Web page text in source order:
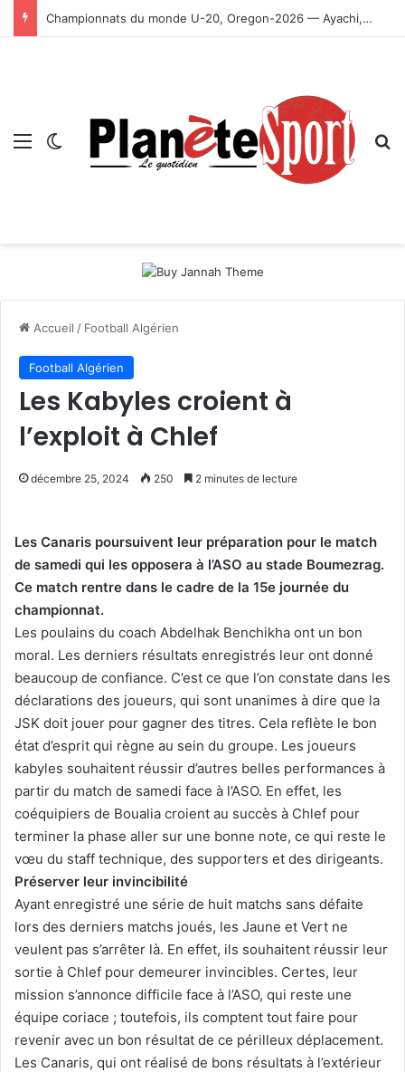
Championnats du monde U-20, Oregon-2026 — Ayachi, Dissa, Touahria et Ghezali en finale
Menu Switch skin
Accueil / Football Algérien
Football Algérien
Les Kabyles croient à
l’exploit à Chlef
décembre 25, 2024 250 2 minutes de lecture
Les Canaris poursuivent leur préparation pour le match
de samedi qui les opposera à l’ASO au stade Boumezrag.
Ce match rentre dans le cadre de la 15e journée du
championnat.
Les poulains du coach Abdelhak Benchikha ont un bon
moral. Les derniers résultats enregistrés leur ont donné
beaucoup de confiance. C’est ce que l’on constate dans les
déclarations des joueurs, qui sont unanimes à dire que la
JSK doit jouer pour gagner des titres. Cela reflète le bon
état d’esprit qui règne au sein du groupe. Les joueurs
kabyles souhaitent réussir d’autres belles performances à
partir du match de samedi face à l’ASO. En effet, les
coéquipiers de Boualia croient au succès à Chlef pour
terminer la phase aller sur une bonne note, ce qui reste le
vœu du staff technique, des supporters et des dirigeants.
Préserver leur invincibilité
Ayant enregistré une série de huit matchs sans défaite
lors des derniers matchs joués, les Jaune et Vert ne
veulent pas s’arrêter là. En effet, ils souhaitent réussir leur
sortie à Chlef pour demeurer invincibles. Certes, leur
mission s’annonce difficile face à l’ASO, qui reste une
équipe coriace ; toutefois, ils comptent tout faire pour
revenir avec un bon résultat de ce périlleux déplacement.
Les Canaris, qui ont réalisé de bons résultats à l’extérieur